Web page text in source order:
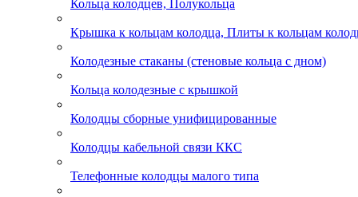
Кольца колодцев, Полукольца
Крышка к кольцам колодца, Плиты к кольцам
Колодезные стаканы (стеновые кольца с дном)
Кольца колодезные с крышкой
Колодцы сборные унифицированные
Колодцы кабельной связи ККС
Телефонные колодцы малого типа